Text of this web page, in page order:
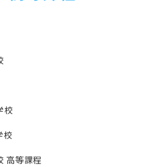
校
校
高等課程